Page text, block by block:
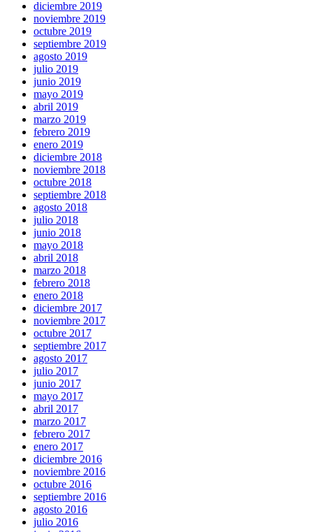
diciembre 2019
noviembre 2019
octubre 2019
septiembre 2019
agosto 2019
julio 2019
junio 2019
mayo 2019
abril 2019
marzo 2019
febrero 2019
enero 2019
diciembre 2018
noviembre 2018
octubre 2018
septiembre 2018
agosto 2018
julio 2018
junio 2018
mayo 2018
abril 2018
marzo 2018
febrero 2018
enero 2018
diciembre 2017
noviembre 2017
octubre 2017
septiembre 2017
agosto 2017
julio 2017
junio 2017
mayo 2017
abril 2017
marzo 2017
febrero 2017
enero 2017
diciembre 2016
noviembre 2016
octubre 2016
septiembre 2016
agosto 2016
julio 2016